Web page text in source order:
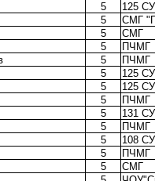
5
125 СУ
5
СМГ
5
СМГ
5
ПЧМГ
5
ПЧМГ
5
125 СУ
5
125 СУ
5
ПЧМГ
5
131 СУ
5
ПЧМГ
5
108 СУ
5
ПЧМГ
5
СМГ